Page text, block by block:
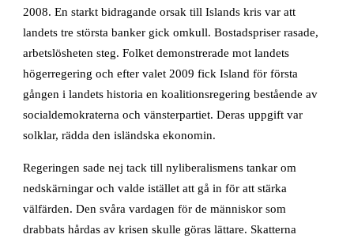
2008. En starkt bidragande orsak till Islands kris var att
landets tre största banker gick omkull. Bostadspriser rasade,
arbetslösheten steg. Folket demonstrerade mot landets
högerregering och efter valet 2009 fick Island för första
gången i landets historia en koalitionsregering bestående av
socialdemokraterna och vänsterpartiet. Deras uppgift var
solklar, rädda den isländska ekonomin.
Regeringen sade nej tack till nyliberalismens tankar om
nedskärningar och valde istället att gå in för att stärka
välfärden. Den svåra vardagen för de människor som
drabbats hårdas av krisen skulle göras lättare. Skatterna